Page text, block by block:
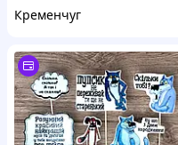
Кременчуг